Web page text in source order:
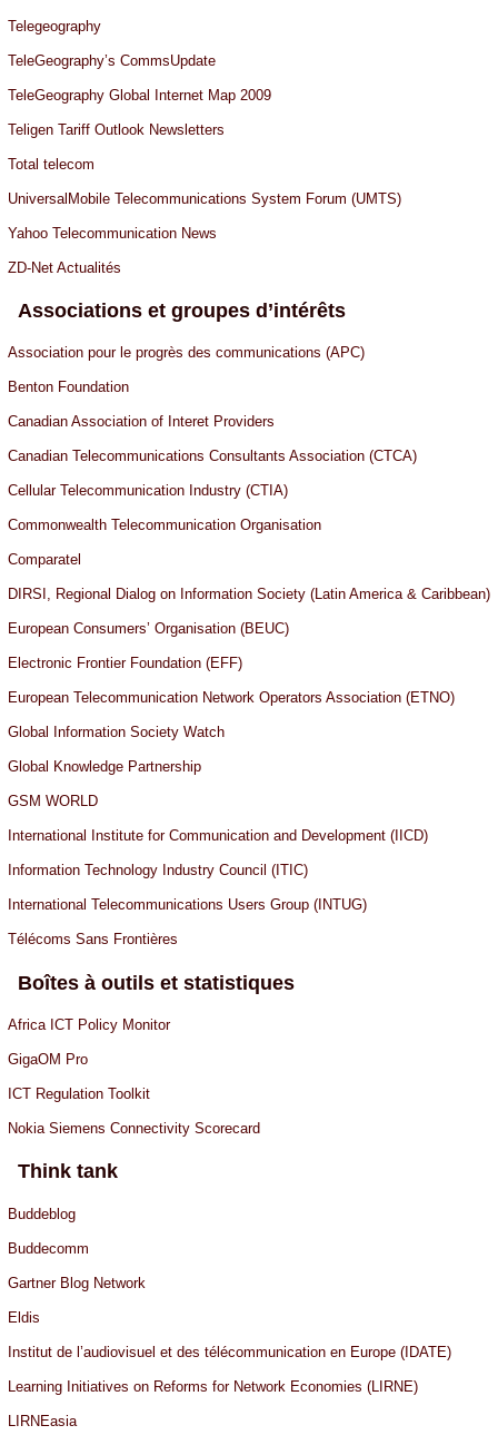
Telegeography
TeleGeography’s CommsUpdate
TeleGeography Global Internet Map 2009
Teligen Tariff Outlook Newsletters
Total telecom
UniversalMobile Telecommunications System Forum (UMTS)
Yahoo Telecommunication News
ZD-Net Actualités
Associations et groupes d’intérêts
Association pour le progrès des communications (APC)
Benton Foundation
Canadian Association of Interet Providers
Canadian Telecommunications Consultants Association (CTCA)
Cellular Telecommunication Industry (CTIA)
Commonwealth Telecommunication Organisation
Comparatel
DIRSI, Regional Dialog on Information Society (Latin America & Caribbean)
European Consumers’ Organisation (BEUC)
Electronic Frontier Foundation (EFF)
European Telecommunication Network Operators Association (ETNO)
Global Information Society Watch
Global Knowledge Partnership
GSM WORLD
International Institute for Communication and Development (IICD)
Information Technology Industry Council (ITIC)
International Telecommunications Users Group (INTUG)
Télécoms Sans Frontières
Boîtes à outils et statistiques
Africa ICT Policy Monitor
GigaOM Pro
ICT Regulation Toolkit
Nokia Siemens Connectivity Scorecard
Think tank
Buddeblog
Buddecomm
Gartner Blog Network
Eldis
Institut de l’audiovisuel et des télécommunication en Europe (IDATE)
Learning Initiatives on Reforms for Network Economies (LIRNE)
LIRNEasia